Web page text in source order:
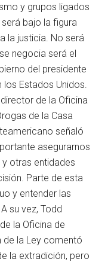
y grupos ligados
bajo la figura
la justicia. No será
negocia será el
del presidente
Estados Unidos.
de la Oficina
de la Casa
señaló
asegurarnos
otras entidades
Parte de esta
y entender las
su vez, Todd
la Oficina de
de la Ley comentó
la extradición, pero